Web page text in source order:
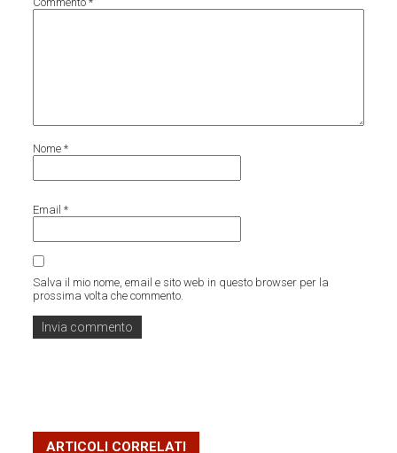
Nome*
Email*
Salva il mio nome, email e sito web in questo browser per la
prossima volta che commento.
ARTICOLI CORRELATI